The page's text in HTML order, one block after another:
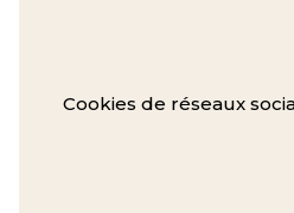
Cookies de réseaux